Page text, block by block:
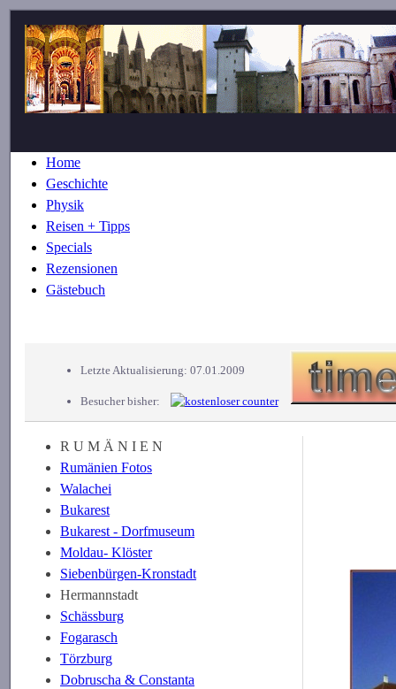
Home
Geschichte
Physik
Reisen + Tipps
Specials
Rezensionen
Gästebuch
Letzte Aktualisierung: 07.01.2009
Besucher bisher:
R U M Ä N I E N
Rumänien Fotos
Walachei
Bukarest
Bukarest - Dorfmuseum
Moldau- Klöster
Siebenbürgen-Kronstadt
Hermannstadt
Schässburg
Fogarasch
Törzburg
Dobruscha & Constanta